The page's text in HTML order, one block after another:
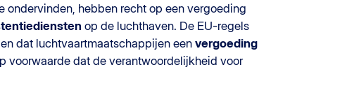
ondervinden, hebben recht op een vergoeding
op de luchthaven. De EU-regels
dat luchtvaartmaatschappijen een vergoeding
voorwaarde dat de verantwoordelijkheid voor